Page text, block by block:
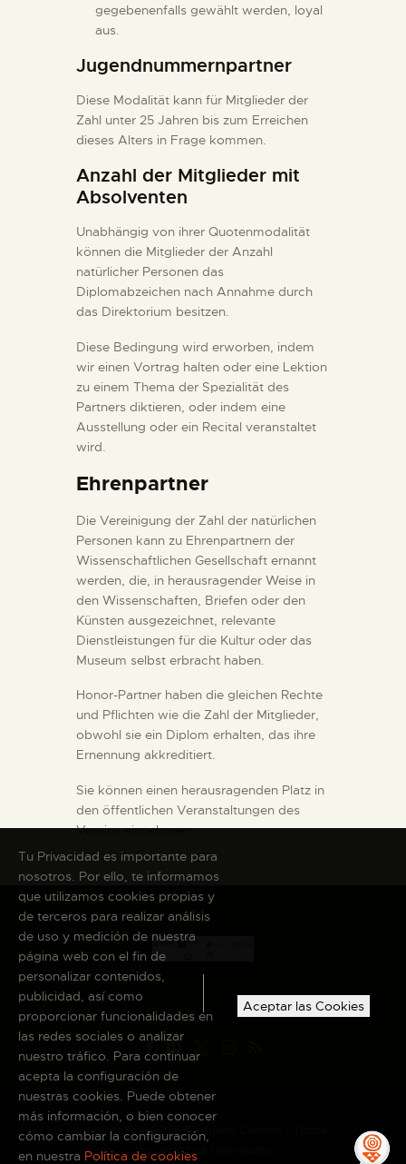
gegebenenfalls gewählt werden, loyal
aus.
Jugendnummernpartner
Diese Modalität kann für Mitglieder der
Zahl unter 25 Jahren bis zum Erreichen
dieses Alters in Frage kommen.
Anzahl der Mitglieder mit
Absolventen
Unabhängig von ihrer Quotenmodalität
können die Mitglieder der Anzahl
natürlicher Personen das
Diplomabzeichen nach Annahme durch
das Direktorium besitzen.
Diese Bedingung wird erworben, indem
wir einen Vortrag halten oder eine Lektion
zu einem Thema der Spezialität des
Partners diktieren, oder indem eine
Ausstellung oder ein Recital veranstaltet
wird.
Ehrenpartner
Die Vereinigung der Zahl der natürlichen
Personen kann zu Ehrenpartnern der
Wissenschaftlichen Gesellschaft ernannt
werden, die, in herausragender Weise in
den Wissenschaften, Briefen oder den
Künsten ausgezeichnet, relevante
Dienstleistungen für die Kultur oder das
Museum selbst erbracht haben.
Honor-Partner haben die gleichen Rechte
und Pflichten wie die Zahl der Mitglieder,
obwohl sie ein Diplom erhalten, das ihre
Ernennung akkreditiert.
Sie können einen herausragenden Platz in
den öffentlichen Veranstaltungen des
Vereins einnehmen.
Copyright © 2026 El Museo Canario · Todos
los derechos reservados
Tu Privacidad es importante para
nosotros. Por ello, te informamos
que utilizamos cookies propias y
de terceros para realizar análisis
de uso y medición de nuestra
página web con el fin de
personalizar contenidos,
publicidad, así como
proporcionar funcionalidades en
las redes sociales o analizar
nuestro tráfico. Para continuar
acepta la configuración de
nuestras cookies. Puede obtener
más información, o bien conocer
cómo cambiar la configuración,
en nuestra Política de cookies
Aceptar las Cookies